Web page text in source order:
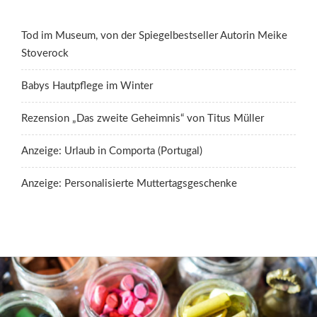
Tod im Museum, von der Spiegelbestseller Autorin Meike
Stoverock
Babys Hautpflege im Winter
Rezension „Das zweite Geheimnis“ von Titus Müller
Anzeige: Urlaub in Comporta (Portugal)
Anzeige: Personalisierte Muttertagsgeschenke